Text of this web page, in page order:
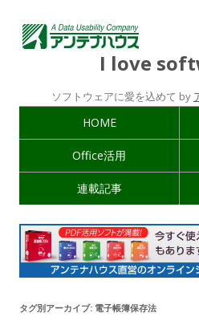
I love
ソフトウェアに愛を込めて by
HOME
Office活用
連載記事
タグ別アーカイブ: 電子帳簿保存法